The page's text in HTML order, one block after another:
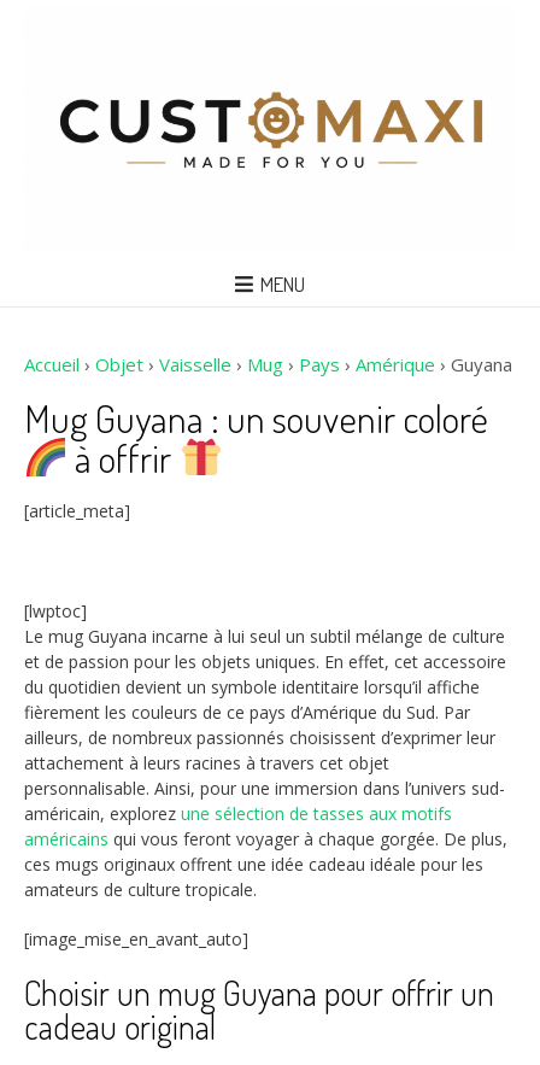
MENU
Accueil › Objet › Vaisselle › Mug › Pays › Amérique › Guyana
Mug Guyana : un souvenir coloré
à offrir
[article_meta]
[lwptoc]
Le mug Guyana incarne à lui seul un subtil mélange de culture
et de passion pour les objets uniques. En effet, cet accessoire
du quotidien devient un symbole identitaire lorsqu’il affiche
fièrement les couleurs de ce pays d’Amérique du Sud. Par
ailleurs, de nombreux passionnés choisissent d’exprimer leur
attachement à leurs racines à travers cet objet
personnalisable. Ainsi, pour une immersion dans l’univers sud-
américain, explorez une sélection de tasses aux motifs
américains qui vous feront voyager à chaque gorgée. De plus,
ces mugs originaux offrent une idée cadeau idéale pour les
amateurs de culture tropicale.
[image_mise_en_avant_auto]
Choisir un mug Guyana pour offrir un
cadeau original